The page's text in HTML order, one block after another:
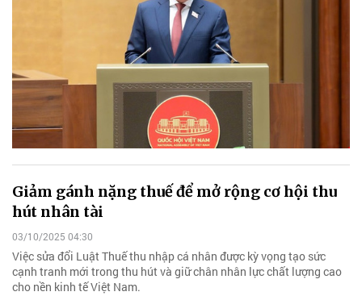
Giảm gánh nặng thuế để mở rộng cơ hội thu
hút nhân tài
03/10/2025 04:30
Việc sửa đổi Luật Thuế thu nhập cá nhân được kỳ vọng tạo sức
cạnh tranh mới trong thu hút và giữ chân nhân lực chất lượng cao
cho nền kinh tế Việt Nam.